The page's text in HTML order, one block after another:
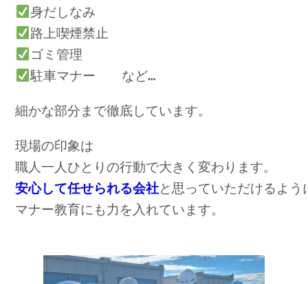
身だしなみ
路上喫煙禁止
ゴミ管理
駐車マナー　　など…
細かな部分まで徹底しています。
現場の印象は
職人一人ひとりの行動で大きく変わります。
安心して任せられる会社と思っていただけるよう
マナー教育にも力を入れています。